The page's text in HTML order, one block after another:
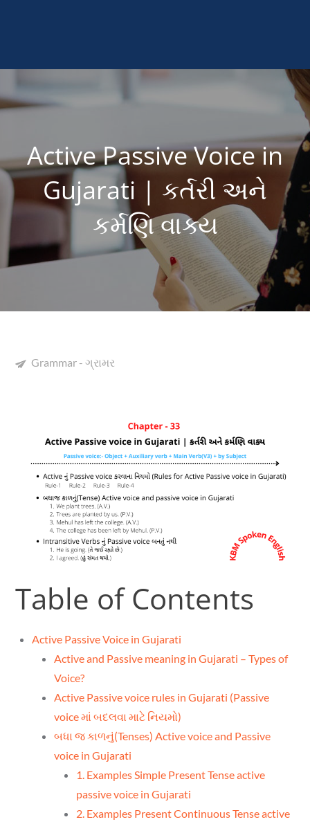
Active Passive Voice in
Gujarati | કર્તરી અને
કર્મણિ વાક્ય
Grammar - ગ્રામર
Table of Contents
Active Passive Voice in Gujarati
Active and Passive meaning in Gujarati – Types of
Voice?
Active Passive voice rules in Gujarati (Passive
voice માં બદલવા માટે નિયમો)
બધા જ કાળનું(Tenses) Active voice and Passive
voice in Gujarati
1. Examples Simple Present Tense active
passive voice in Gujarati
2. Examples Present Continuous Tense active